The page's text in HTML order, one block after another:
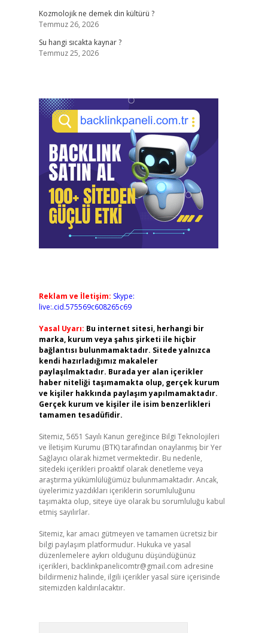
Kozmolojik ne demek din kültürü ?
Temmuz 26, 2026
Su hangi sıcakta kaynar ?
Temmuz 25, 2026
Reklam ve İletişim: Skype:
live:.cid.575569c608265c69
Yasal Uyarı: Bu internet sitesi, herhangi bir
marka, kurum veya şahıs şirketi ile hiçbir
bağlantısı bulunmamaktadır. Sitede yalnızca
kendi hazırladığımız makaleler
paylaşılmaktadır. Burada yer alan içerikler
haber niteliği taşımamakta olup, gerçek kurum
ve kişiler hakkında paylaşım yapılmamaktadır.
Gerçek kurum ve kişiler ile isim benzerlikleri
tamamen tesadüfidir.
Sitemiz, 5651 Sayılı Kanun gereğince Bilgi Teknolojileri
ve İletişim Kurumu (BTK) tarafından onaylanmış bir Yer
Sağlayıcı olarak hizmet vermektedir. Bu nedenle,
sitedeki içerikleri proaktif olarak denetleme veya
araştırma yükümlülüğümüz bulunmamaktadır. Ancak,
üyelerimiz yazdıkları içeriklerin sorumluluğunu
taşımakta olup, siteye üye olarak bu sorumluluğu kabul
etmiş sayılırlar.
Sitemiz, kar amacı gütmeyen ve tamamen ücretsiz bir
bilgi paylaşım platformudur. Hukuka ve yasal
düzenlemelere aykırı olduğunu düşündüğünüz
içerikleri, backlinkpanelicomtr@gmail.com adresine
bildirmeniz halinde, ilgili içerikler yasal süre içerisinde
sitemizden kaldırılacaktır.